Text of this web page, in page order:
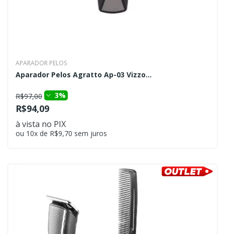
APARADOR PELOS
Aparador Pelos Agratto Ap-03 Vizzo...
R$97,00 3%
R$94,09
à vista no PIX
ou 10x de R$9,70 sem juros